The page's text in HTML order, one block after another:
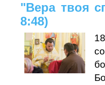
"Вера твоя
8:48)